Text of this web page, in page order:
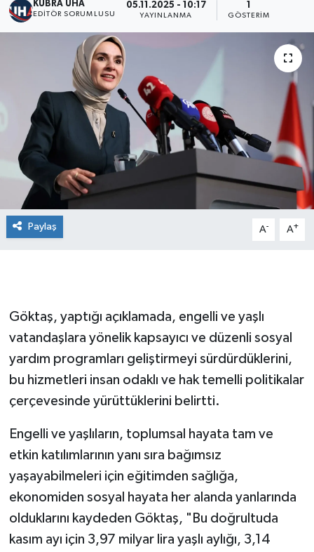
KÜBRA UHA
EDİTÖR SORUMLUSU
05.11.2025 - 10:17
YAYINLANMA GÖSTERIM
Paylaş A- A+
Göktaş, yaptığı açıklamada, engelli ve yaşlı
vatandaşlara yönelik kapsayıcı ve düzenli sosyal
yardım programları geliştirmeyi sürdürdüklerini,
bu hizmetleri insan odaklı ve hak temelli politikalar
çerçevesinde yürüttüklerini belirtti.
Engelli ve yaşlıların, toplumsal hayata tam ve
etkin katılımlarının yanı sıra bağımsız
yaşayabilmeleri için eğitimden sağlığa,
ekonomiden sosyal hayata her alanda yanlarında
olduklarını kaydeden Göktaş, "Bu doğrultuda
kasım ayı için 3,97 milyar lira yaşlı aylığı, 3,14